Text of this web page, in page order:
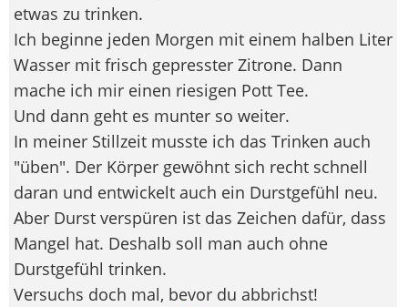
etwas zu trinken.
Ich beginne jeden Morgen mit einem halben Liter
Wasser mit frisch gepresster Zitrone. Dann
mache ich mir einen riesigen Pott Tee.
Und dann geht es munter so weiter.
In meiner Stillzeit musste ich das Trinken auch
"üben". Der Körper gewöhnt sich recht schnell
daran und entwickelt auch ein Durstgefühl neu.
Aber Durst verspüren ist das Zeichen dafür, dass
Mangel hat. Deshalb soll man auch ohne
Durstgefühl trinken.
Versuchs doch mal, bevor du abbrichst!